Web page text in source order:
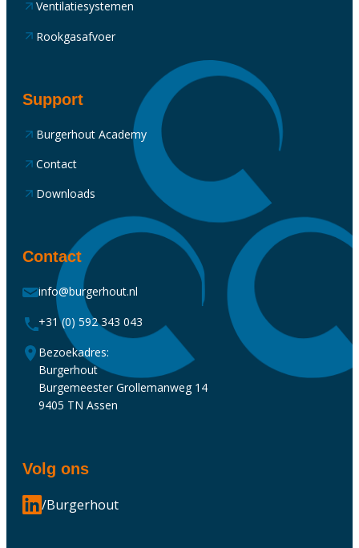
Ventilatiesystemen
Rookgasafvoer
Support
Burgerhout Academy
Contact
Downloads
Contact
info@burgerhout.nl
+31 (0) 592 343 043
Bezoekadres:
Burgerhout
Burgemeester Grollemanweg 14
9405 TN Assen
Volg ons
/Burgerhout